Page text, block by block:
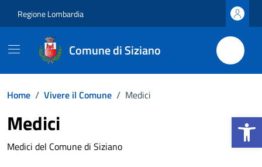
Regione Lombardia
Comune di Siziano
Home / Vivere il Comune / Medici
Medici
Medici del Comune di Siziano
Apri la